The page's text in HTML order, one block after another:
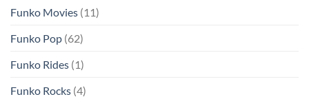
Funko Movies (11)
Funko Pop (62)
Funko Rides (1)
Funko Rocks (4)